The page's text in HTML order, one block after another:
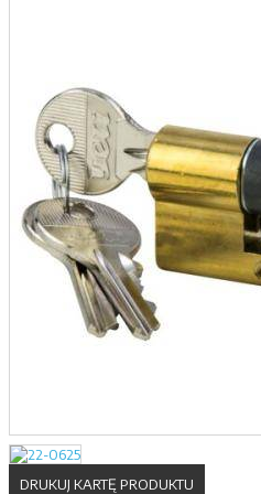
DRUKUJ KARTĘ PRODUKTU